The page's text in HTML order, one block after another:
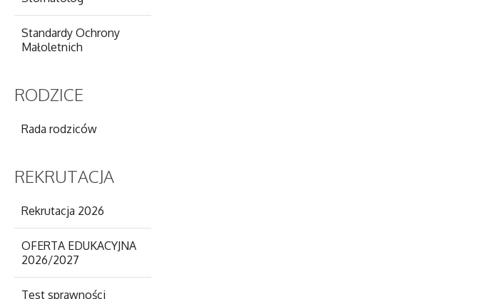
Standardy Ochrony
Małoletnich
RODZICE
Rada rodziców
REKRUTACJA
Rekrutacja 2026
OFERTA EDUKACYJNA
2026/2027
Test sprawności